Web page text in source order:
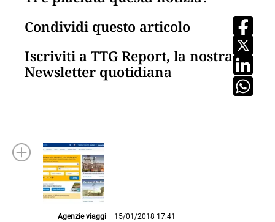
Condividi questo articolo
Iscriviti a TTG Report, la nostra
Newsletter quotidiana
Agenzie viaggi 15/01/2018 17:41